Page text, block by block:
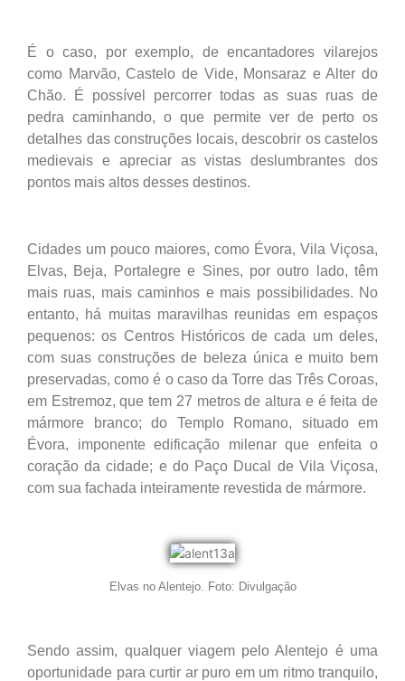
É o caso, por exemplo, de encantadores vilarejos
como Marvão, Castelo de Vide, Monsaraz e Alter do
Chão. É possível percorrer todas as suas ruas de
pedra caminhando, o que permite ver de perto os
detalhes das construções locais, descobrir os castelos
medievais e apreciar as vistas deslumbrantes dos
pontos mais altos desses destinos.
Cidades um pouco maiores, como Évora, Vila Viçosa,
Elvas, Beja, Portalegre e Sines, por outro lado, têm
mais ruas, mais caminhos e mais possibilidades. No
entanto, há muitas maravilhas reunidas em espaços
pequenos: os Centros Históricos de cada um deles,
com suas construções de beleza única e muito bem
preservadas, como é o caso da Torre das Três Coroas,
em Estremoz, que tem 27 metros de altura e é feita de
mármore branco; do Templo Romano, situado em
Évora, imponente edificação milenar que enfeita o
coração da cidade; e do Paço Ducal de Vila Viçosa,
com sua fachada inteiramente revestida de mármore.
Elvas no Alentejo. Foto: Divulgação
Sendo assim, qualquer viagem pelo Alentejo é uma
oportunidade para curtir ar puro em um ritmo tranquilo,